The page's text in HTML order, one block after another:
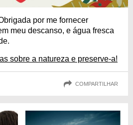
por me fornecer
meu descanso, e água fresca
sobre a natureza e preserve-a!
COMPARTILHAR